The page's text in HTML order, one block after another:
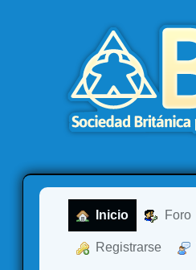
Inicio Foro
Registrarse